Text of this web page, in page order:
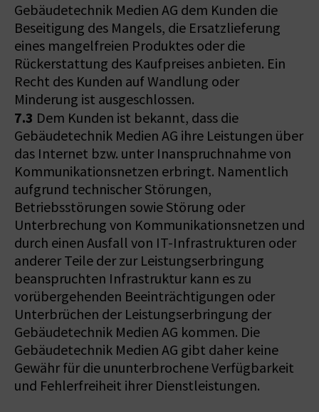
Gebäudetechnik Medien AG dem Kunden die
Beseitigung des Mangels, die Ersatzlieferung
eines mangelfreien Produktes oder die
Rückerstattung des Kaufpreises anbieten. Ein
Recht des Kunden auf Wandlung oder
Minderung ist ausgeschlossen.
7.3 Dem Kunden ist bekannt, dass die
Gebäudetechnik Medien AG ihre Leistungen über
das Internet bzw. unter Inanspruchnahme von
Kommunikationsnetzen erbringt. Namentlich
aufgrund technischer Störungen,
Betriebsstörungen sowie Störung oder
Unterbrechung von Kommunikationsnetzen und
durch einen Ausfall von IT-Infrastrukturen oder
anderer Teile der zur Leistungserbringung
beanspruchten Infrastruktur kann es zu
vorübergehenden Beeinträchtigungen oder
Unterbrüchen der Leistungserbringung der
Gebäudetechnik Medien AG kommen. Die
Gebäudetechnik Medien AG gibt daher keine
Gewähr für die ununterbrochene Verfügbarkeit
und Fehlerfreiheit ihrer Dienstleistungen.